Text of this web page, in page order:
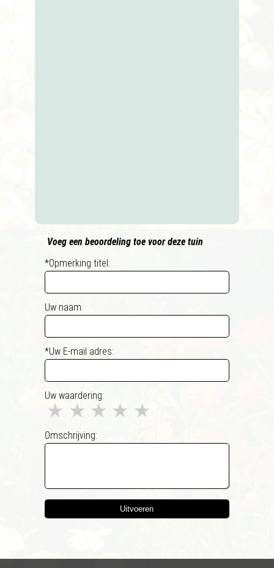
Voeg een beoordeling toe voor deze tuin
*Opmerking titel:
Uw naam:
*Uw E-mail adres:
Uw waardering:
★
★
★
★
★
Omschrijving:
Uitvoeren